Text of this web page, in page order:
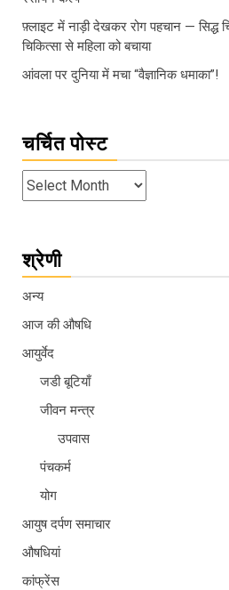
फ़्लाइट में नाड़ी देखकर रोग पहचान — सिद्ध
चिकित्सा से महिला को बचाया
आंवला पर दुनिया में मचा “वैज्ञानिक धमाका”!
चर्चित पोस्ट
श्रेणी
अन्य
आज की औषधि
आयुर्वेद
जडी बूटियाँ
जीवन मन्त्र
उपवास
पंचकर्म
योग
आयुष दर्पण समाचार
औषधियां
कांफ्रेंस